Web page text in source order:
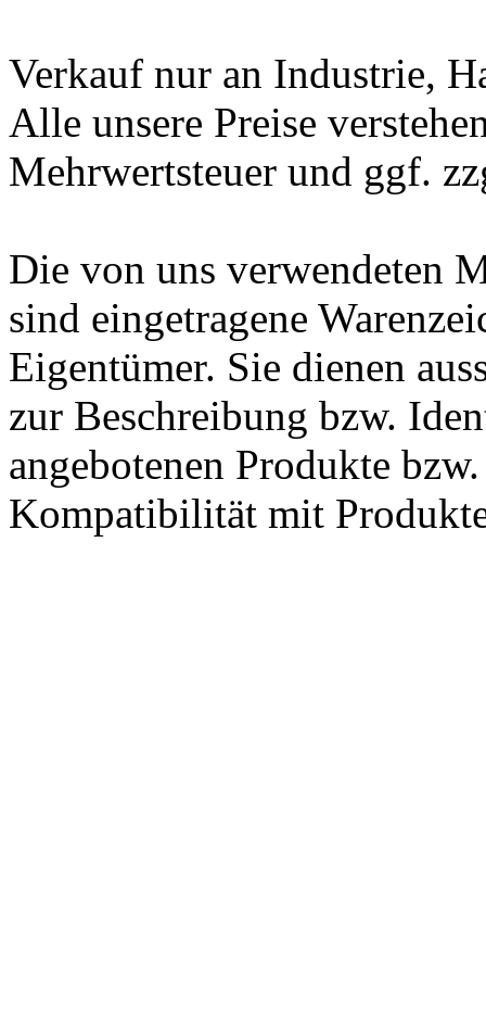
Verkauf nur an Industrie,
Alle unsere Preise
Mehrwertsteuer und ggf.
Die von uns verwendeten
sind eingetragene
Eigentümer. Sie dienen
zur Beschreibung bzw.
angebotenen Produkte
Kompatibilität mit